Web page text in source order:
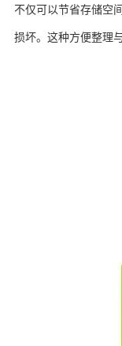
不仅可以节省存储空
损坏。这种方便整理